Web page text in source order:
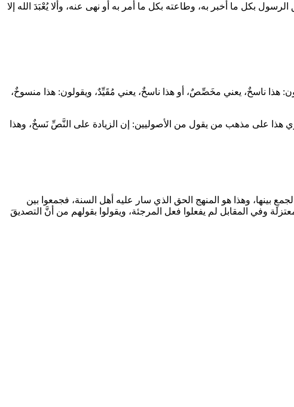
بكل ما أخبر به، وطاعته بكل ما أمر به أو نهى عنه، وألا يُعْبَدَ الله إلا
هذا ناسخٌ، يعني مخَصِّصٌ، أو هذا ناسخٌ، يعني مُقَيِّدٌ، ويقولون: هذا منسوخٌ،
هذا على مذهب من يقول من الأصوليين: إن الزيادة على النَّصِّ نَسخٌ، وهذا
بينها، وهذا هو المنهج الحق الذي سار عليه أهل السنة، فجمعوا بين
وفي المقابل لم يفعلوا فعل المرجئة، ويقولوا بقولهم من أنَّ التصديقَ